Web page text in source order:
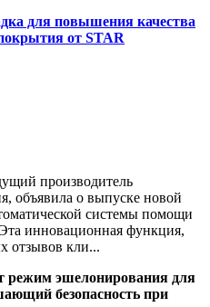
для повышения качества
от STAR
производитель
объявила о выпуске новой
системы помощи
инновационная функция,
отзывов кли...
режим эшелонирования для
безопасность при